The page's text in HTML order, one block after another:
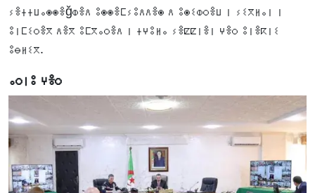
ⵢⴻⵜⵜⵡⴰⵙⵙⴻǧⵀⴻⴷ ⵓⵙⵙⴻⵎⵢⵓⴷⴷⴻⵙ ⴷ ⵓⵙⵉⵀⵔⴻⵡ ⵏ ⵢⵉⴳⵍⴰⵏ ⵏ
ⵓⵏⵎⵉⵔⴻⴳ ⴷⴻⴳ ⵓⵎⴳⴰⵔⴻⴷ ⵏ ⵜⵖⵓⵍⴰ ⵢⴻⵇⵇⵏⴻⵏ ⵖⴻⵔ ⵓⵏⴻⴽⵏⵉ
ⵓⴱⵍⵉⴳ.
ⴰⵔⵏⵓ ⵖⴻⵔ